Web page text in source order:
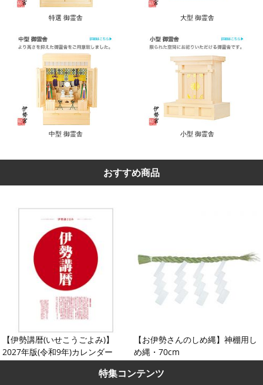
特選 御霊舎 大型 御霊舎
中型 御霊舎 小型 御霊舎
おすすめ商品
【伊勢講暦(いせこうごよみ)】
2027年版(令和9年)カレンダー
【お伊勢さんのしめ縄】神棚用し
め縄・70cm
特集コンテンツ